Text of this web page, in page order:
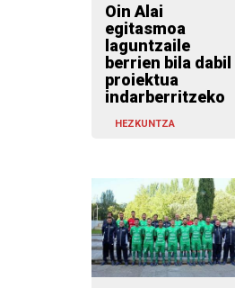
Oin Alai
egitasmoa
laguntzaile
berrien bila dabil
proiektua
indarberritzeko
HEZKUNTZA